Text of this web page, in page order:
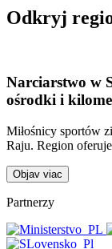
Odkryj
Narciarstwo w
ośrodki i
Miłośnicy sportów
Raju. Region
Objav viac
Partnerzy